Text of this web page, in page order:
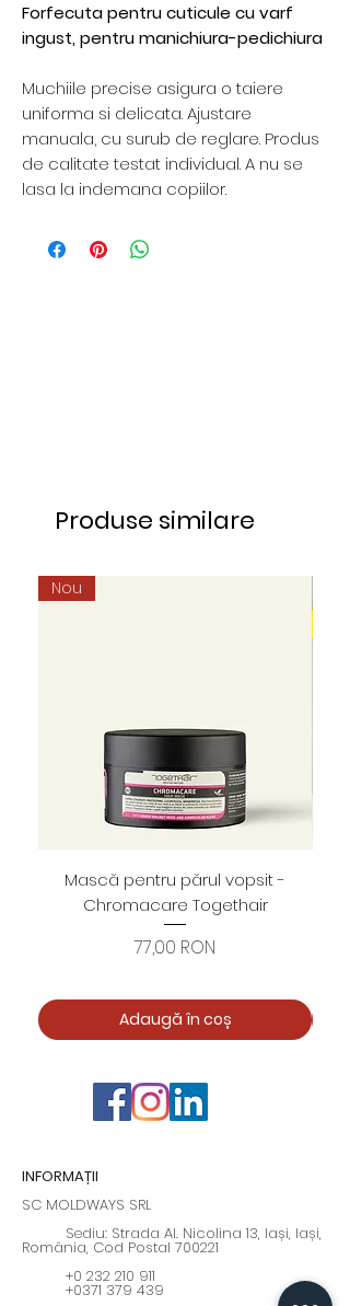
Forfecuta pentru cuticule cu varf
ingust, pentru manichiura-pedichiura
Muchiile precise asigura o taiere
uniforma si delicata. Ajustare
manuala, cu surub de reglare. Produs
de calitate testat individual. A nu se
lasa la indemana copiilor.
Produse similare
Nou
Mască pentru părul vopsit -
Chromacare Togethair
Preț
77,00 RON
Adaugă în coș
INFORMAȚII
SC MOLDWAYS SRL
Sediu: Strada Al. Nicolina 13, Iași, Iași,
România, Cod Postal 700221
+0 232 210 911
+0371 379 439